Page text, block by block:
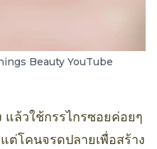
Beauty YouTube
แล้วใช้กรรไกรซอยค่อยๆ
ต่โคนจรดปลายเพื่อสร้าง